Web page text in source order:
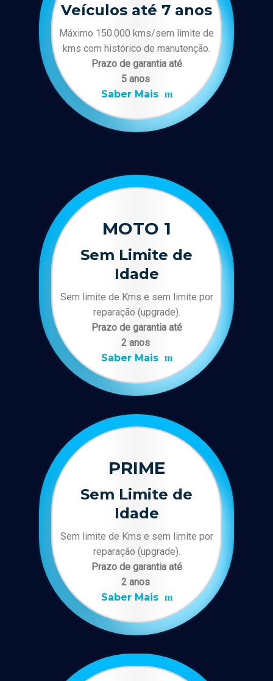
Veículos até 7 anos
Máximo 150.000 kms/sem limite de
kms com histórico de manutenção.
Prazo de garantia até
5 anos
Saber Mais
MOTO 1
Sem Limite de
Idade
Sem limite de Kms e sem limite por
reparação (upgrade).
Prazo de garantia até
2 anos
Saber Mais
PRIME
Sem Limite de
Idade
Sem limite de Kms e sem limite por
reparação (upgrade).
Prazo de garantia até
2 anos
Saber Mais